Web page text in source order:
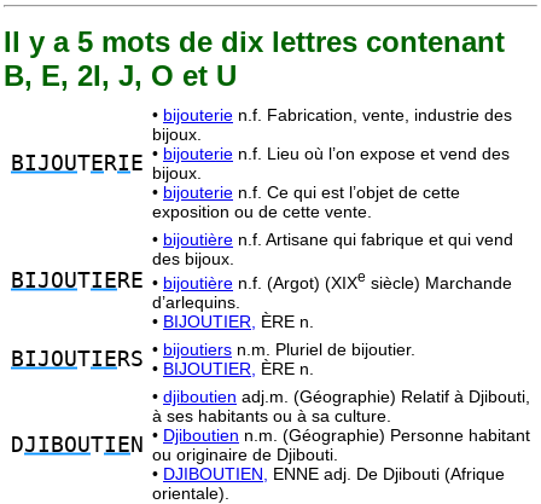
Il y a 5 mots de dix lettres contenant
B, E, 2I, J, O et U
BIJOUTE RI E
• bijouterie n.f. Fabrication, vente, industrie des
bijoux.
• bijouterie n.f. Lieu où l’on expose et vend des
bijoux.
• bijouterie n.f. Ce qui est l’objet de cette
exposition ou de cette vente.
BIJOUTIE RE
• bijoutière n.f. Artisane qui fabrique et qui vend
des bijoux.
• bijoutière n.f. (Argot) (XIXe siècle) Marchande
d’arlequins.
• BIJOUTIER, ÈRE n.
BIJOUTIE RS • bijoutiers n.m. Pluriel de bijoutier.
• BIJOUTIER, ÈRE n.
DJIBOUTIE N
• djiboutien adj.m. (Géographie) Relatif à Djibouti,
à ses habitants ou à sa culture.
• Djiboutien n.m. (Géographie) Personne habitant
ou originaire de Djibouti.
• DJIBOUTIEN,
ENNE adj. De Djibouti (Afrique
orientale).